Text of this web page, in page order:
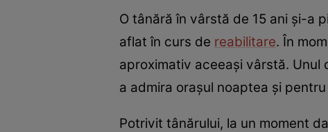
O tânără în vârstă de 15 ani și-a
aflat în curs de reabilitare. În
aproximativ aceeași vârstă.
a admira orașul noaptea și
Potrivit tânărului, la un moment